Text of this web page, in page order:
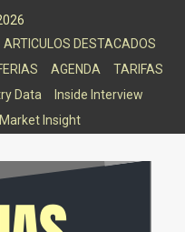
ARTICULOS DESTACADOS
AGENDA
TARIFAS
Data
Inside Interview
Market Insight